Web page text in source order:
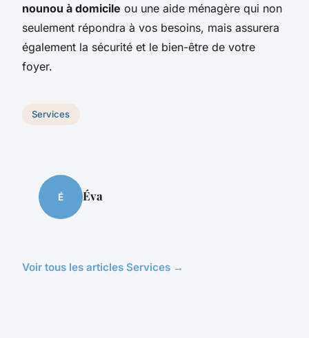
nounou à domicile ou une aide ménagère qui non
seulement répondra à vos besoins, mais assurera
également la sécurité et le bien-être de votre
foyer.
Services
É Éva
Voir tous les articles Services →